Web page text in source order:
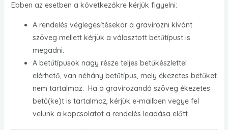
Ebben az esetben a következőkre kérjük figyelni:
A rendelés véglegesítésekor a gravírozni kívánt
szöveg mellett kérjük a választott betűtípust is
megadni.
A betűtípusok nagy része teljes betűkészlettel
elérhető, van néhány betűtípus, mely ékezetes betűket
nem tartalmaz. Ha a gravírozandó szöveg ékezetes
betű(ke)t is tartalmaz, kérjük e-mailben vegye fel
velünk a kapcsolatot a rendelés leadása előtt.